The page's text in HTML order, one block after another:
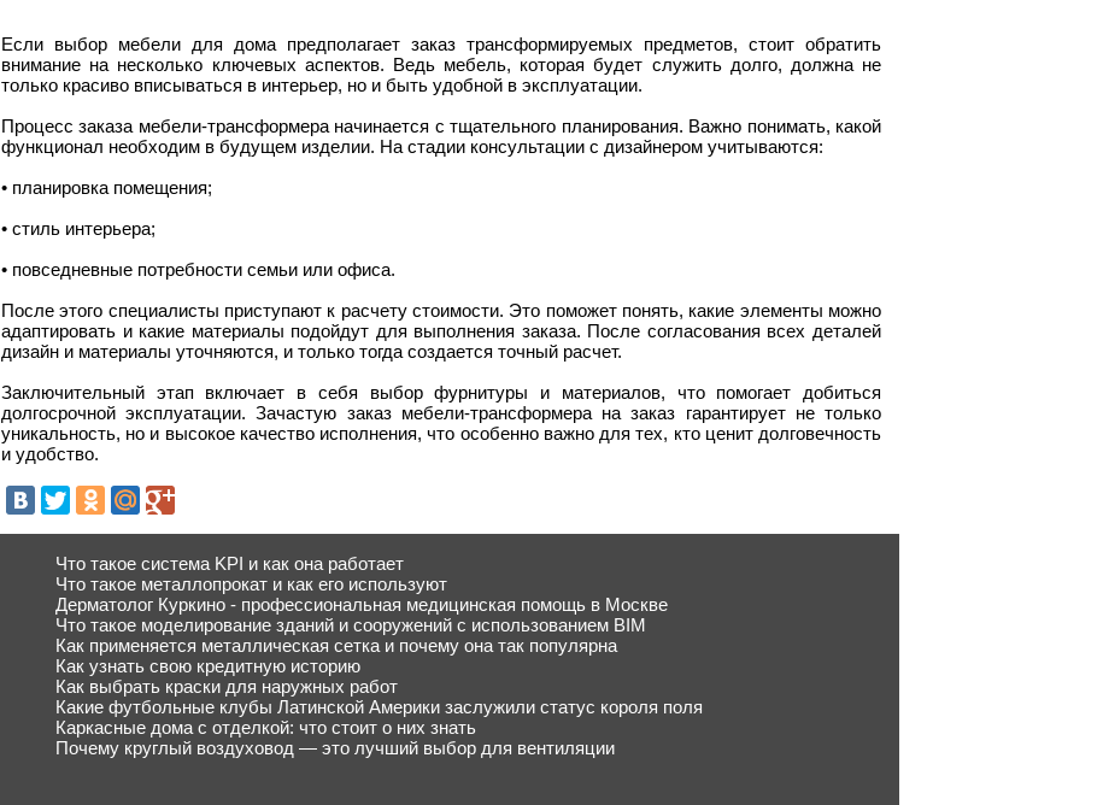
Если выбор мебели для дома предполагает заказ трансформируемых предметов, стоит обратить
внимание на несколько ключевых аспектов. Ведь мебель, которая будет служить долго, должна не
только красиво вписываться в интерьер, но и быть удобной в эксплуатации.
Процесс заказа мебели-трансформера начинается с тщательного планирования. Важно понимать, какой
функционал необходим в будущем изделии. На стадии консультации с дизайнером учитываются:
• планировка помещения;
• стиль интерьера;
• повседневные потребности семьи или офиса.
После этого специалисты приступают к расчету стоимости. Это поможет понять, какие элементы можно
адаптировать и какие материалы подойдут для выполнения заказа. После согласования всех деталей
дизайн и материалы уточняются, и только тогда создается точный расчет.
Заключительный этап включает в себя выбор фурнитуры и материалов, что помогает добиться
долгосрочной эксплуатации. Зачастую заказ мебели-трансформера на заказ гарантирует не только
уникальность, но и высокое качество исполнения, что особенно важно для тех, кто ценит долговечность
и удобство.
Что такое система KPI и как она работает
Что такое металлопрокат и как его используют
Дерматолог Куркино - профессиональная медицинская помощь в Москве
Что такое моделирование зданий и сооружений с использованием BIM
Как применяется металлическая сетка и почему она так популярна
Как узнать свою кредитную историю
Как выбрать краски для наружных работ
Какие футбольные клубы Латинской Америки заслужили статус короля поля
Каркасные дома с отделкой: что стоит о них знать
Почему круглый воздуховод — это лучший выбор для вентиляции